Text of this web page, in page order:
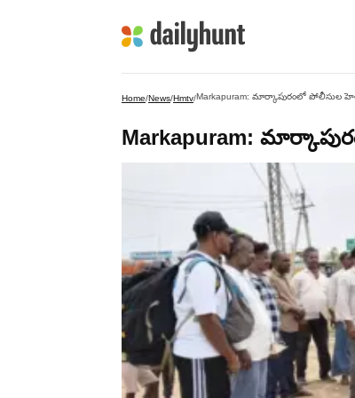
Home/News/Hmtv/Markapuram: మార్కాపురంలో పోలీసుల
Markapuram: